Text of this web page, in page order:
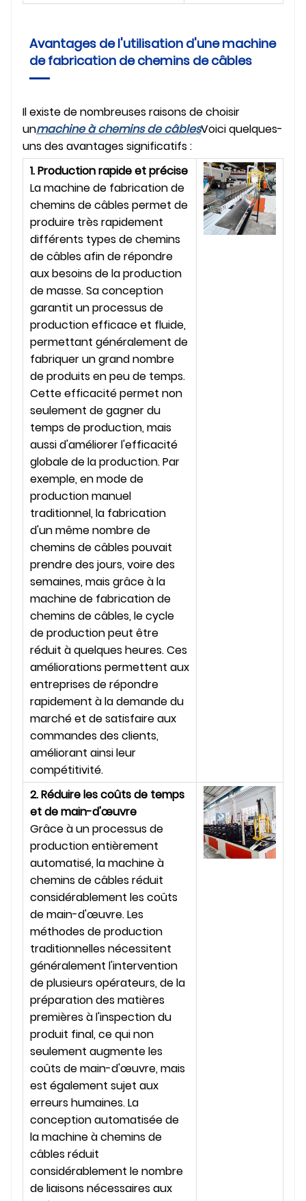
Avantages de l'utilisation d'une machine
de fabrication de chemins de câbles
Il existe de nombreuses raisons de choisir
unmachine à chemins de câblesVoici quelques-
uns des avantages significatifs :
1. Production rapide et précise
La machine de fabrication de
chemins de câbles permet de
produire très rapidement
différents types de chemins
de câbles afin de répondre
aux besoins de la production
de masse. Sa conception
garantit un processus de
production efficace et fluide,
permettant généralement de
fabriquer un grand nombre
de produits en peu de temps.
Cette efficacité permet non
seulement de gagner du
temps de production, mais
aussi d'améliorer l'efficacité
globale de la production. Par
exemple, en mode de
production manuel
traditionnel, la fabrication
d'un même nombre de
chemins de câbles pouvait
prendre des jours, voire des
semaines, mais grâce à la
machine de fabrication de
chemins de câbles, le cycle
de production peut être
réduit à quelques heures. Ces
améliorations permettent aux
entreprises de répondre
rapidement à la demande du
marché et de satisfaire aux
commandes des clients,
améliorant ainsi leur
compétitivité.
2. Réduire les coûts de temps
et de main-d'œuvre
Grâce à un processus de
production entièrement
automatisé, la machine à
chemins de câbles réduit
considérablement les coûts
de main-d'œuvre. Les
méthodes de production
traditionnelles nécessitent
généralement l'intervention
de plusieurs opérateurs, de la
préparation des matières
premières à l'inspection du
produit final, ce qui non
seulement augmente les
coûts de main-d'œuvre, mais
est également sujet aux
erreurs humaines. La
conception automatisée de
la machine à chemins de
câbles réduit
considérablement le nombre
de liaisons nécessaires aux